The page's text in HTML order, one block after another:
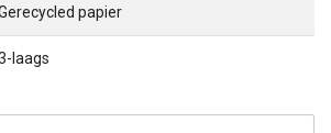
papier
laags